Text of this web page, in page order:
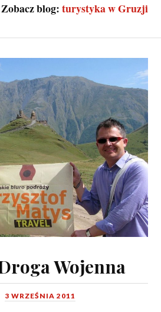
Zobacz blog:turystyka w Gruzji
Wojenna
3 WRZEŚNIA 2011